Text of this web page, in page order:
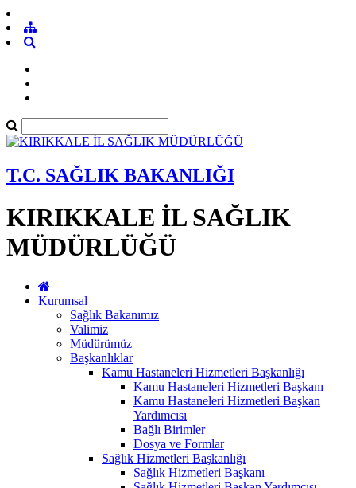
T.C. SAĞLIK BAKANLIĞI
KIRIKKALE İL SAĞLIK
MÜDÜRLÜĞÜ
Kurumsal
Sağlık Bakanımız
Valimiz
Müdürümüz
Başkanlıklar
Kamu Hastaneleri Hizmetleri Başkanlığı
Kamu Hastaneleri Hizmetleri Başkanı
Kamu Hastaneleri Hizmetleri Başkan
Yardımcısı
Bağlı Birimler
Dosya ve Formlar
Sağlık Hizmetleri Başkanlığı
Sağlık Hizmetleri Başkanı